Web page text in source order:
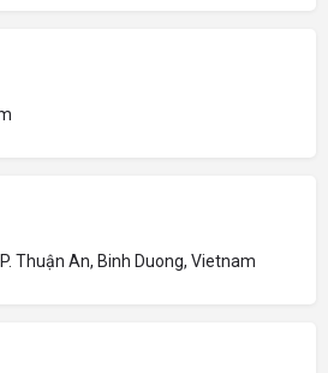
Thuận An, Binh Duong, Vietnam